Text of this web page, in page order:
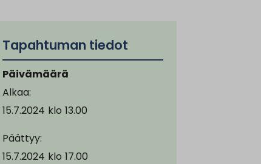
Tapahtuman tiedot
Päivämäärä
Alkaa:
15.7.2024 klo 13.00
Päättyy:
15.7.2024 klo 17.00